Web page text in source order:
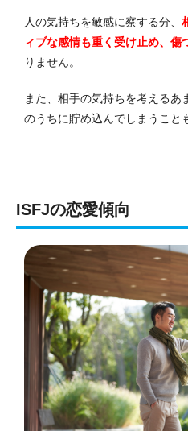
人の気持ちを敏感に察する分、
ィブな感情も重く受け止め、傷
りません。
また、相手の気持ちを考えるあ
のうちに貯め込んでしまうこと
ISFJの恋愛傾向